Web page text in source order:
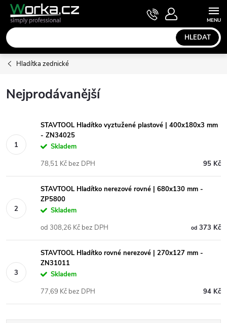
Přejít
obsah
HLEDAT
NÁKUPNÍ
KOŠÍK
Hladítka zednické
Nejprodávanější
STAVTOOL Hladítko vyztužené plastové | 400x180x3 mm
- ZN34025
Skladem
95 Kč
78,51 Kč bez DPH
STAVTOOL Hladítko nerezové rovné | 680x130 mm -
ZP5800
Skladem
od373 Kč
od 308,26 Kč bez DPH
STAVTOOL Hladítko rovné nerezové | 270x127 mm -
ZN31011
Skladem
94 Kč
77,69 Kč bez DPH